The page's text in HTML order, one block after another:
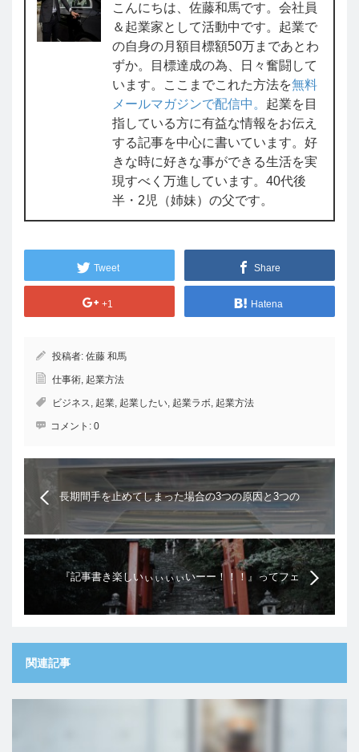
こんにちは、佐藤和馬です。会社員
＆起業家として活動中です。起業で
の自身の月額目標額50万まであとわ
ずか。目標達成の為、日々奮闘して
います。ここまでこれた方法を無料
メールマガジンで配信中。 起業を目
指している方に有益な情報をお伝え
する記事を中心に書いています。好
きな時に好きな事ができる生活を実
現すべく万進しています。40代後
半・2児（姉妹）の父です。
Tweet Share
+1 Hatena
投稿者: 佐藤 和馬
仕事術, 起業方法
ビジネス, 起業, 起業したい, 起業ラボ, 起業方法
コメント: 0
長期間手を止めてしまった場合の3つの原因と3つの
対処法
『記事書き楽しいぃぃぃぃいーー！！！』ってフェ
ーズに突入出来ない
関連記事